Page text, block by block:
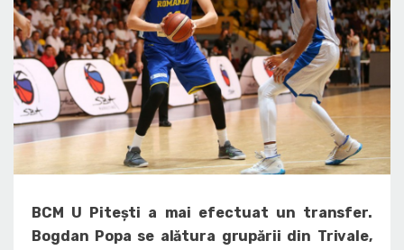
BCM U Pitești a mai efectuat un transfer.
Bogdan Popa se alătura grupării din Trivale,